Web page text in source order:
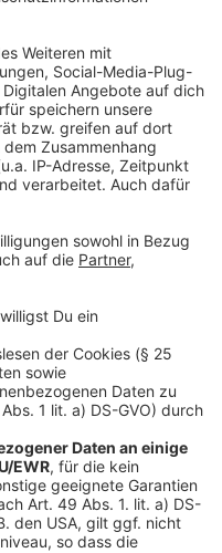
die ersten drei
werden, da mit ihr alle
werden(Quellen:
Rathausplatz in
Nachfrage aus dem
sind vielseitig:
bequeme Anreise mit
Deutschlands
gebucht werden,
beliebter geworden,